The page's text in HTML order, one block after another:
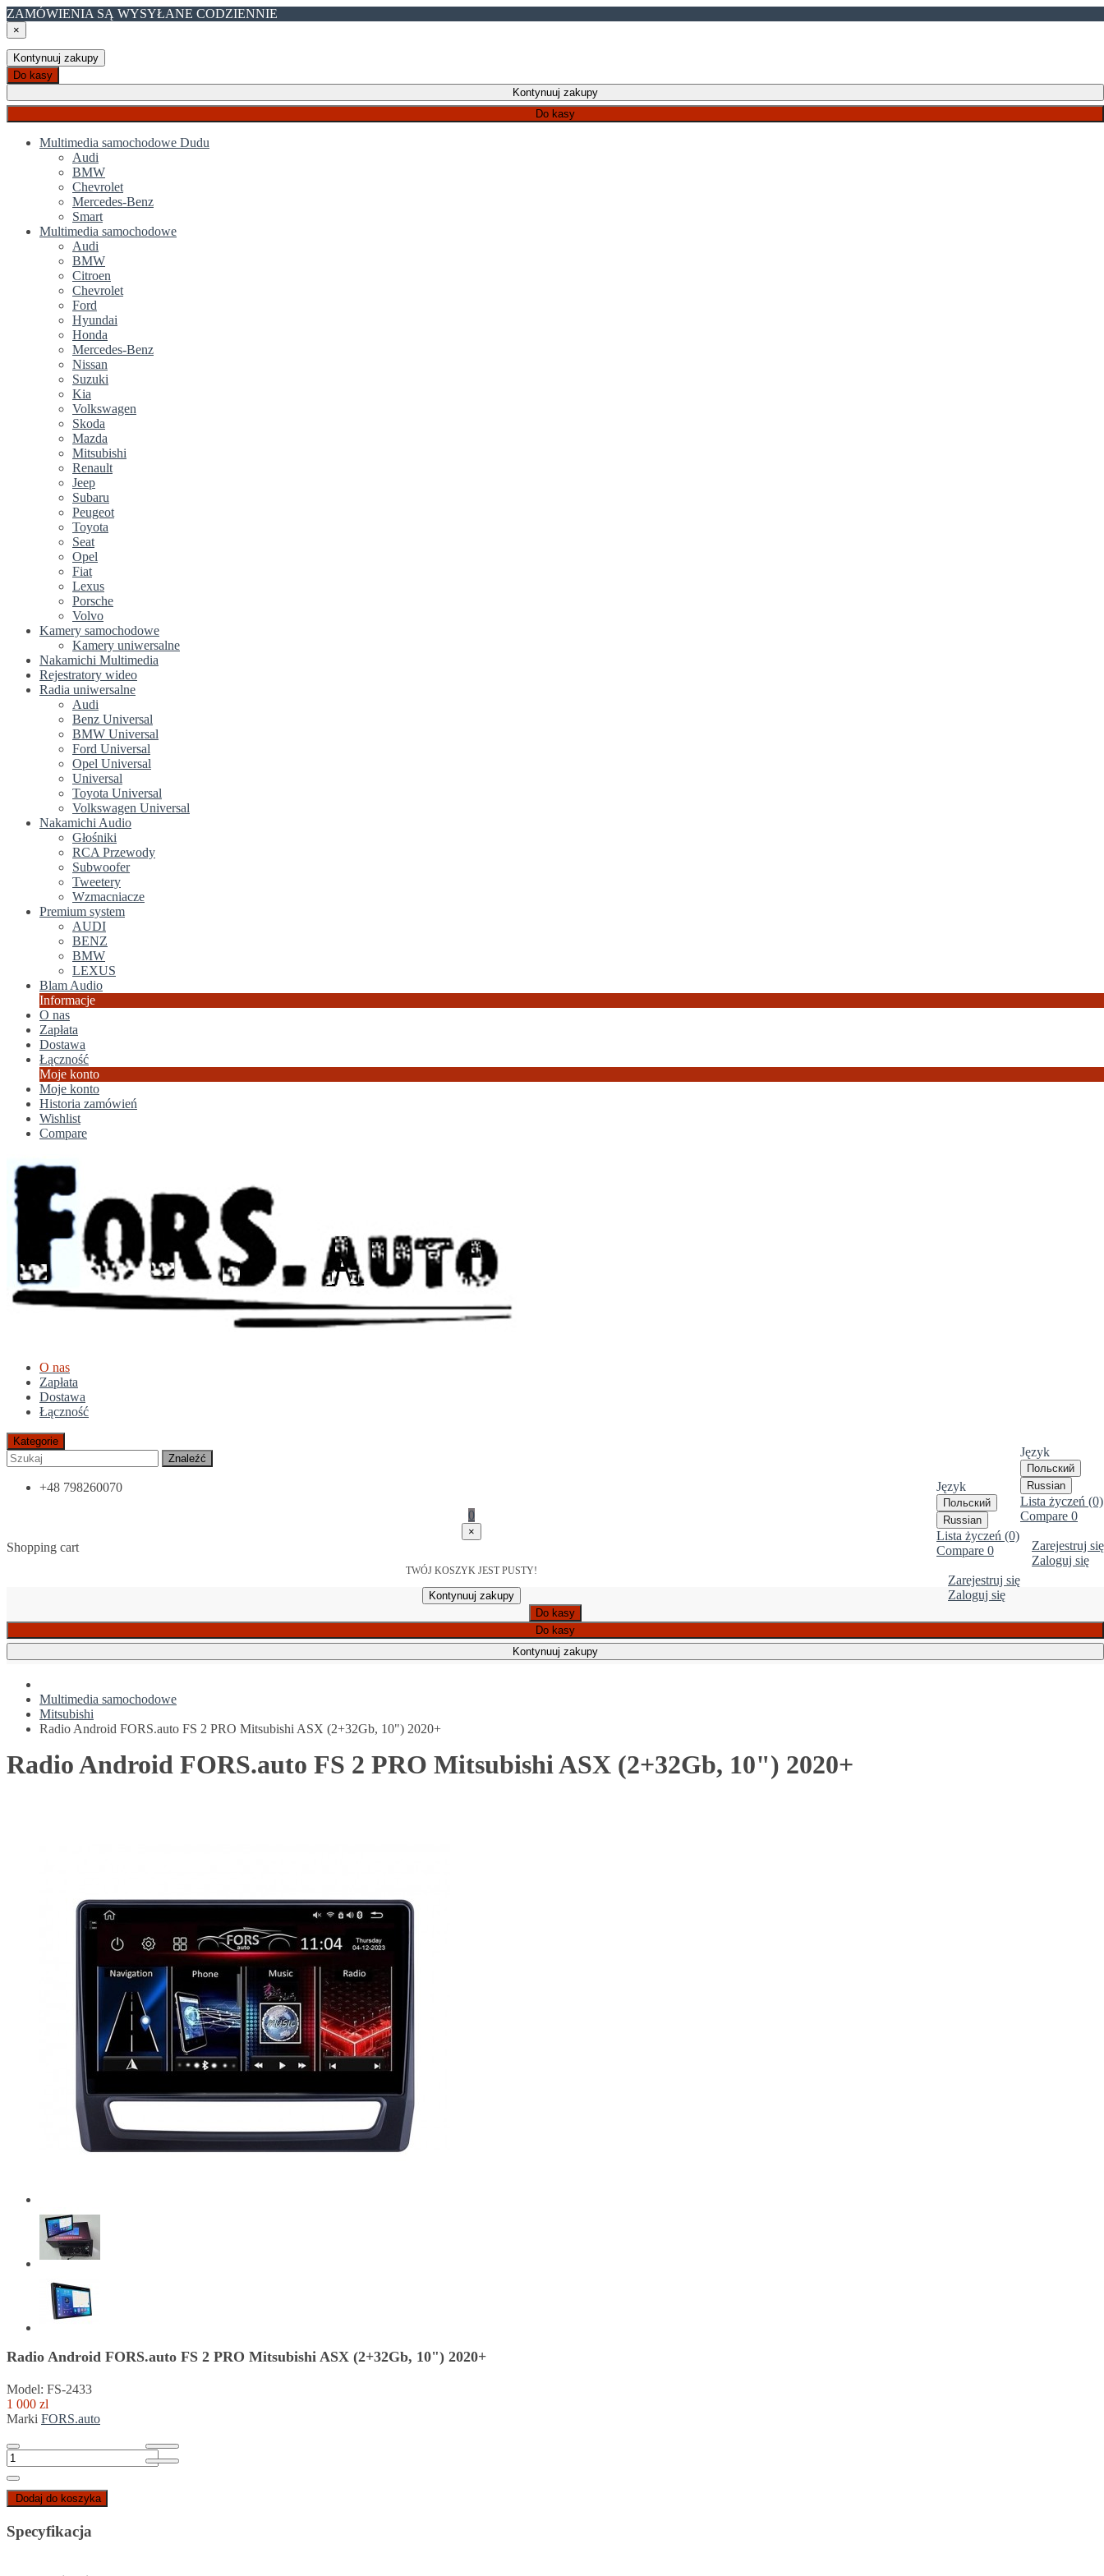
ZAMÓWIENIA SĄ WYSYŁANE CODZIENNIE
×
Kontynuuj zakupy
Do kasy
Kontynuuj zakupy
Do kasy
Multimedia samochodowe Dudu
Audi
BMW
Chevrolet
Mercedes-Benz
Smart
Multimedia samochodowe
Audi
BMW
Citroen
Chevrolet
Ford
Hyundai
Honda
Mercedes-Benz
Nissan
Suzuki
Kia
Volkswagen
Skoda
Mazda
Mitsubishi
Renault
Jeep
Subaru
Peugeot
Toyota
Seat
Opel
Fiat
Lexus
Porsche
Volvo
Kamery samochodowe
Kamery uniwersalne
Nakamichi Multimedia
Rejestratory wideo
Radia uniwersalne
Audi
Benz Universal
BMW Universal
Ford Universal
Opel Universal
Universal
Toyota Universal
Volkswagen Universal
Nakamichi Audio
Głośniki
RCA Przewody
Subwoofer
Tweetery
Wzmacniacze
Premium system
AUDI
BENZ
BMW
LEXUS
Blam Audio
Informacje
O nas
Zapłata
Dostawa
Łączność
Moje konto
Moje konto
Historia zamówień
Wishlist
Compare
O nas
Zapłata
Dostawa
Łączność
Język
Польский
Russian
Lista życzeń (0)
Compare 0
Zarejestruj się
Zaloguj się
Kategorie
Znaleźć
Język
Польский
Russian
Lista życzeń (0)
Compare 0
Zarejestruj się
Zaloguj się
+48 798260070
0
×
Shopping cart
TWÓJ KOSZYK JEST PUSTY!
Kontynuuj zakupy
Do kasy
Do kasy
Kontynuuj zakupy
Multimedia samochodowe
Mitsubishi
Radio Android FORS.auto FS 2 PRO Mitsubishi ASX (2+32Gb, 10") 2020+
Radio Android FORS.auto FS 2 PRO Mitsubishi ASX (2+32Gb, 10") 2020+
Radio Android FORS.auto FS 2 PRO Mitsubishi ASX (2+32Gb, 10") 2020+
Model: FS-2433
1 000 zl
Marki FORS.auto
Dodaj do koszyka
Specyfikacja